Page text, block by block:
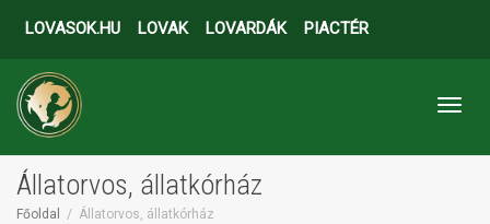
LOVASOK.HU LOVAK LOVARDÁK PIACTÉR
Állatorvos, állatkórház
Főoldal Állatorvos, állatkórház